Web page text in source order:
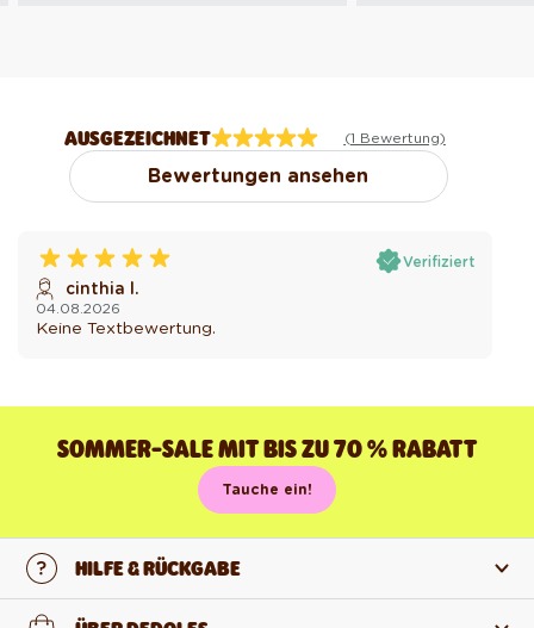
AUSGEZEICHNET (1 Bewertung)
Bewertungen ansehen
Verifiziert
cinthia l.
04.08.2026
Keine Textbewertung.
SOMMER-SALE MIT BIS ZU 70 % RABATT
Tauche ein!
HILFE & RÜCKGABE
Kontaktiere uns